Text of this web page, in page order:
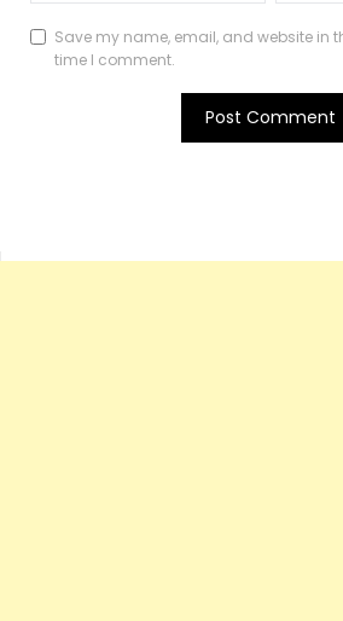
Save my name, email, and website in
time I comment.